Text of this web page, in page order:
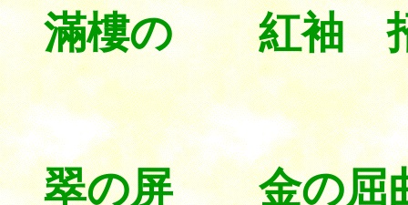
滿樓の 紅袖
翠の屏 金の屈